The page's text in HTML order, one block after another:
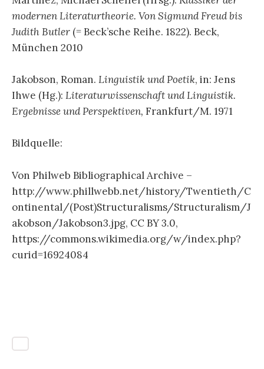
modernen Literaturtheorie. Von Sigmund Freud bis
Judith Butler (= Beck’sche Reihe. 1822). Beck,
München 2010
Jakobson, Roman. Linguistik und Poetik, in: Jens
Ihwe (Hg.): Literaturwissenschaft und Linguistik.
Ergebnisse und Perspektiven, Frankfurt/M. 1971
Bildquelle:
Von Philweb Bibliographical Archive –
http://www.phillwebb.net/history/Twentieth/C
ontinental/(Post)Structuralisms/Structuralism/J
akobson/Jakobson3.jpg, CC BY 3.0,
https://commons.wikimedia.org/w/index.php?
curid=16924084